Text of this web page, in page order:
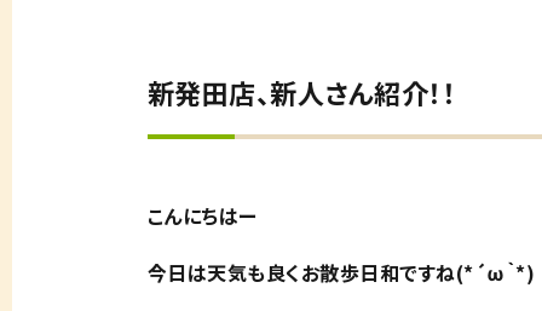
新発田店、新人さん紹介！！
こんにちはー
今日は天気も良くお散歩日和ですね(*´ω｀*)